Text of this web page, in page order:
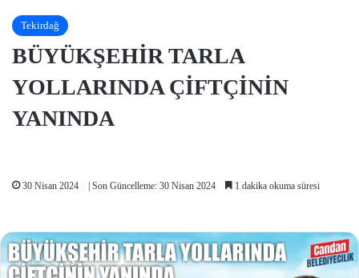
Tekirdağ
BÜYÜKŞEHİR TARLA
YOLLARINDA ÇİFTÇİNİN
YANINDA
30 Nisan 2024 | Son Güncelleme: 30 Nisan 2024 1 dakika okuma süresi